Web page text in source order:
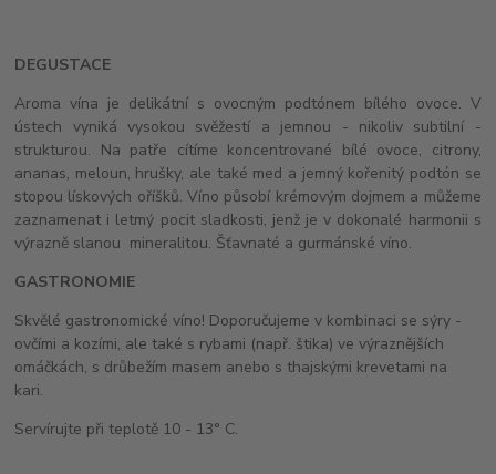
DEGUSTACE
Aroma vína je delikátní s ovocným podtónem bílého ovoce. V
ústech vyniká vysokou svěžestí a jemnou - nikoliv subtilní -
strukturou. Na patře cítíme koncentrované bílé ovoce, citrony,
ananas, meloun, hrušky, ale také med a jemný kořenitý podtón se
stopou lískových oříšků. Víno působí krémovým dojmem a můžeme
zaznamenat i letmý pocit sladkosti, jenž je v dokonalé harmonii s
výrazně slanou mineralitou. Šťavnaté a gurmánské víno.
GASTRONOMIE
Skvělé gastronomické víno! Doporučujeme v kombinaci se sýry -
ovčími a kozími, ale také s rybami (např. štika) ve výraznějších
omáčkách, s drůbežím masem anebo s thajskými krevetami na
kari.
Servírujte při teplotě 10 - 13° C.